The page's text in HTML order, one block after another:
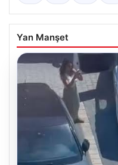
Yan Manşet